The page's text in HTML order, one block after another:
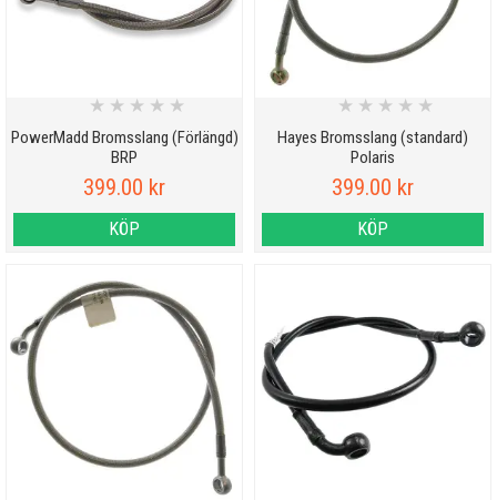
PowerMadd Bromsslang (Förlängd)
BRP
★ ★ ★ ★ ★
399.00 kr
KÖP
Hayes Bromsslang (standard)
Polaris
★ ★ ★ ★ ★
399.00 kr
KÖP